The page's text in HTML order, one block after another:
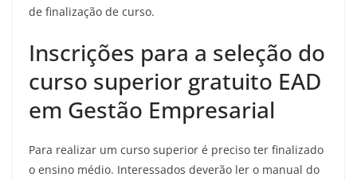
de finalização de curso.
Inscrições para a seleção do
curso superior gratuito EAD
em Gestão Empresarial
Para realizar um curso superior é preciso ter finalizado
o ensino médio. Interessados deverão ler o manual do